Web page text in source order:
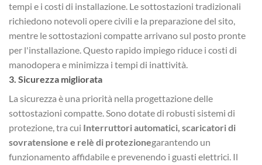
tempi e i costi di installazione. Le sottostazioni tradizionali
richiedono notevoli opere civili e la preparazione del sito,
mentre le sottostazioni compatte arrivano sul posto pronte
per l'installazione. Questo rapido impiego riduce i costi di
manodopera e minimizza i tempi di inattività.
3. Sicurezza migliorata
La sicurezza è una priorità nella progettazione delle
sottostazioni compatte. Sono dotate di robusti sistemi di
protezione, tra cui Interruttori automatici, scaricatori di
sovratensione e relè di protezionegarantendo un
funzionamento affidabile e prevenendo i guasti elettrici. Il